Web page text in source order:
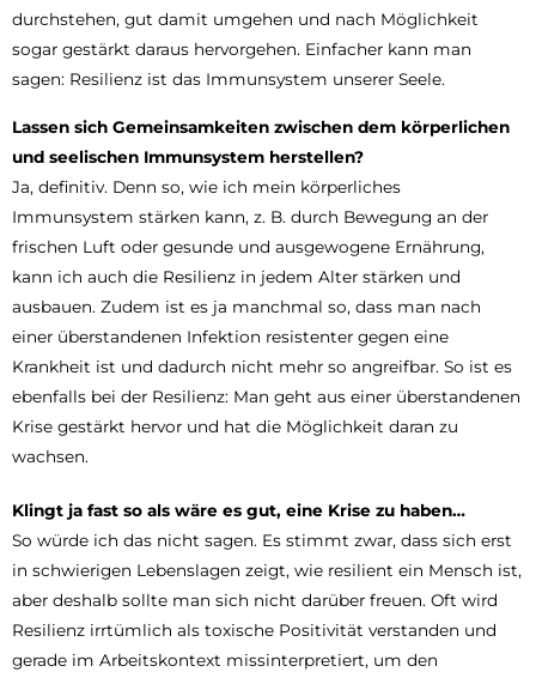
durchstehen, gut damit umgehen und nach Möglichkeit
sogar gestärkt daraus hervorgehen. Einfacher kann man
sagen: Resilienz ist das Immunsystem unserer Seele.
Lassen sich Gemeinsamkeiten zwischen dem körperlichen
und seelischen Immunsystem herstellen?
Ja, definitiv. Denn so, wie ich mein körperliches
Immunsystem stärken kann, z. B. durch Bewegung an der
frischen Luft oder gesunde und ausgewogene Ernährung,
kann ich auch die Resilienz in jedem Alter stärken und
ausbauen. Zudem ist es ja manchmal so, dass man nach
einer überstandenen Infektion resistenter gegen eine
Krankheit ist und dadurch nicht mehr so angreifbar. So ist es
ebenfalls bei der Resilienz: Man geht aus einer überstandenen
Krise gestärkt hervor und hat die Möglichkeit daran zu
wachsen.
Klingt ja fast so als wäre es gut, eine Krise zu haben…
So würde ich das nicht sagen. Es stimmt zwar, dass sich erst
in schwierigen Lebenslagen zeigt, wie resilient ein Mensch ist,
aber deshalb sollte man sich nicht darüber freuen. Oft wird
Resilienz irrtümlich als toxische Positivität verstanden und
gerade im Arbeitskontext missinterpretiert, um den